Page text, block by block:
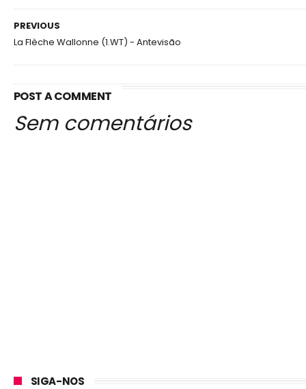
PREVIOUS
La Flèche Wallonne (1.WT) - Antevisão
POST A COMMENT
Sem comentários
SIGA-NOS